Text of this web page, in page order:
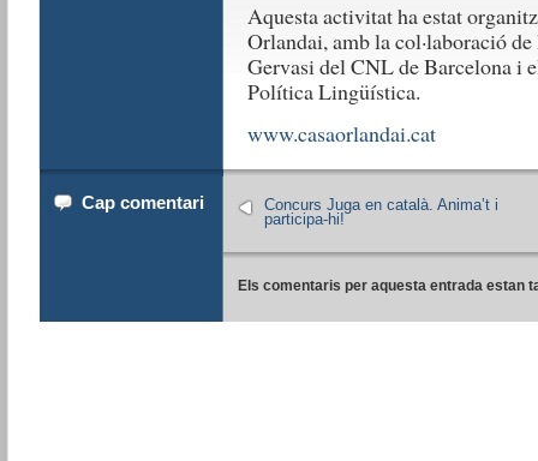
Aquesta activitat ha estat
Orlandai, amb la col·laboració
Gervasi del CNL de Barcelonai
Política Lingüística.
www.casaorlandai.cat
Cap comentari
Concurs Juga en català. Anima’t i
participa-hi!
Els comentaris per aquesta entrada estan